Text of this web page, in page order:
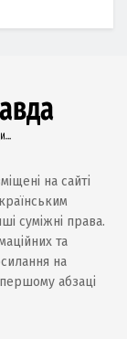
на сайті
суміжні права.
та
на
абзаці